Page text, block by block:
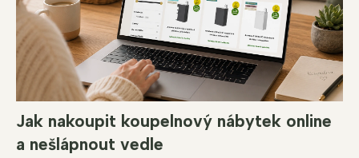
Jak nakoupit koupelnový nábytek online
a nešlápnout vedle